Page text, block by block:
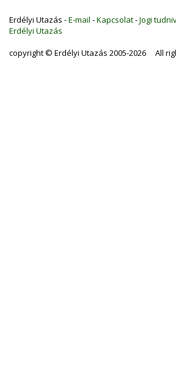
Erdélyi Utazás -E-mail -Kapcsolat-Jogi
Erdélyi Utazás
copyright © Erdélyi Utazás 2005-2026 All